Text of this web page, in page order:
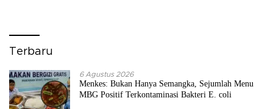
Terbaru
6 Agustus 2026
Menkes: Bukan Hanya Semangka, Sejumlah Menu
MBG Positif Terkontaminasi Bakteri E. coli